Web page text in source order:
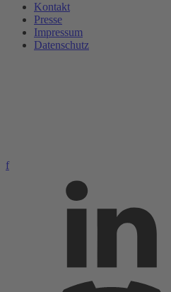
Kontakt
Presse
Impressum
Datenschutz
f